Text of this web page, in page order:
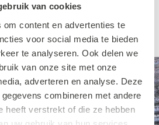
van cookies
om content en advertenties te
voor social media te bieden
te analyseren. Ook delen we
van onze site met onze
adverteren en analyse. Deze
combineren met andere
heeft verstrekt of die ze hebben
plekjes in Rotterdam